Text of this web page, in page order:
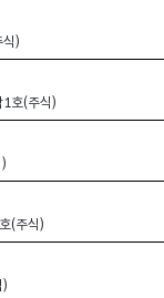
)
1호(주식)
(주식)
)